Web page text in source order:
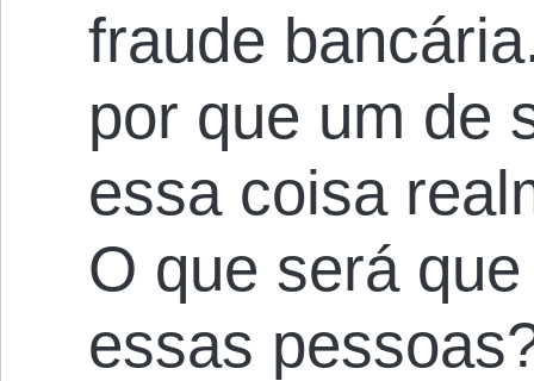
fraude
por que um de
essa coisa
O que será
essas